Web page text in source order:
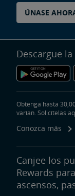
ÚNASE
Descargue
Obtenga hasta
varían. Solicítelas
Conozca más
Canjee los
Rewards
ascensos,